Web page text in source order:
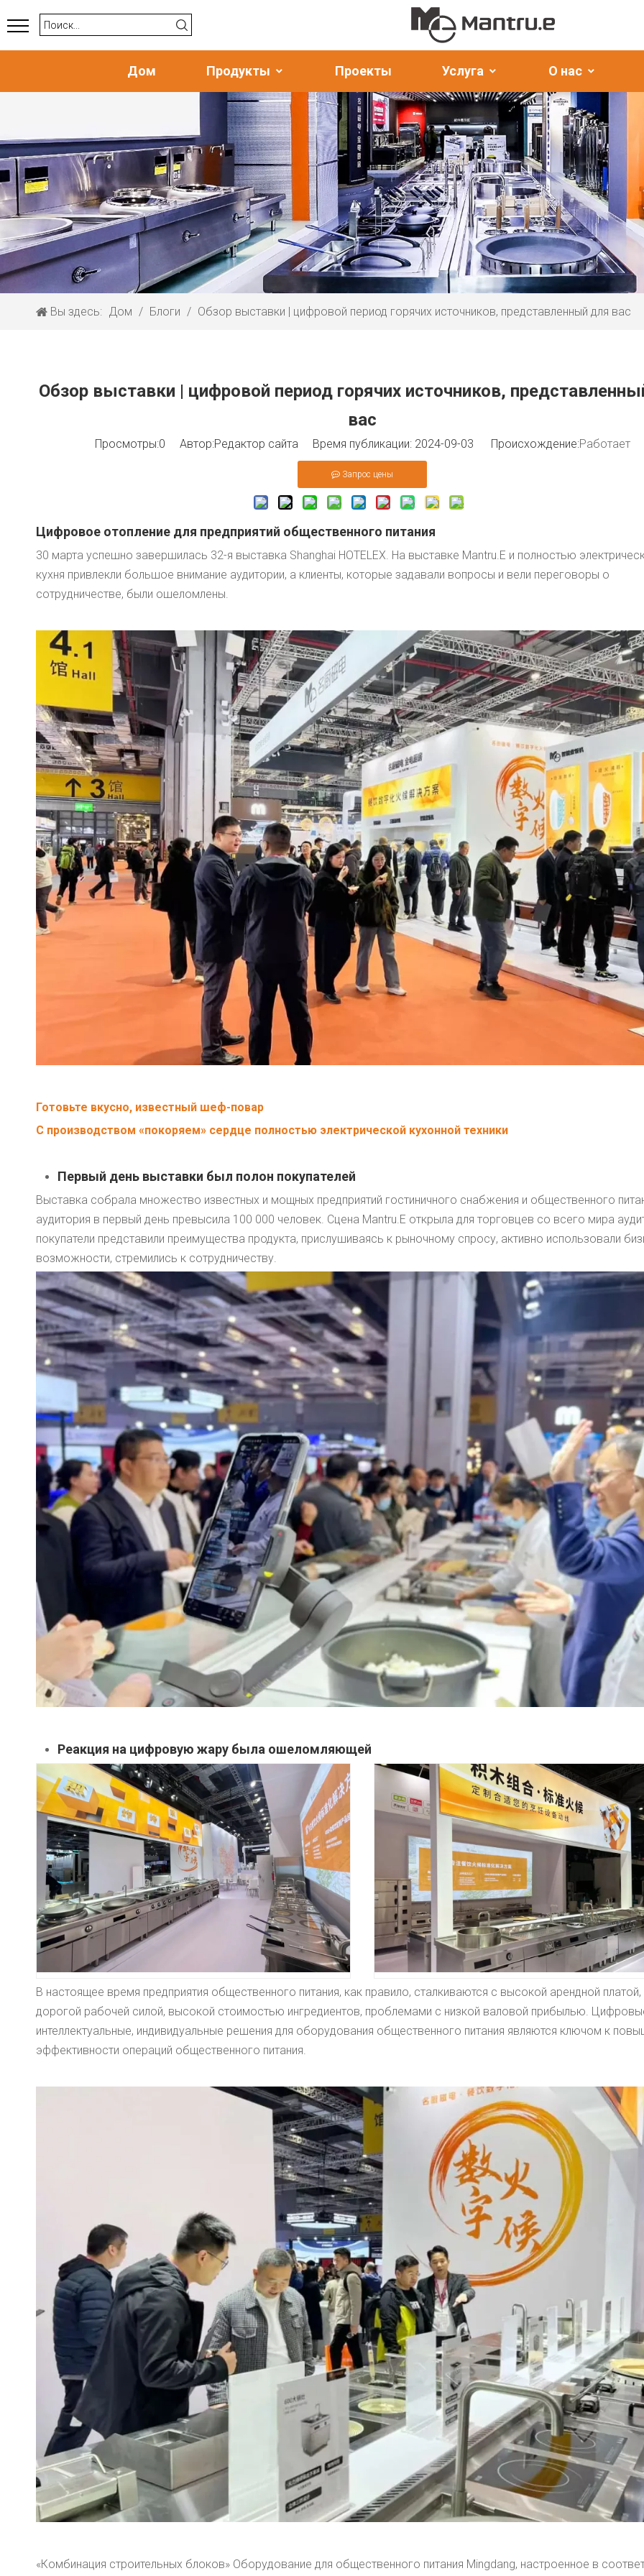
Дом Продукты Проекты Услуга О нас
Вы здесь: Дом / Блоги / Обзор выставки | цифровой период горячих источников, представленный для вас
Обзор выставки | цифровой период горячих источников,
вас
Просмотры:0 Автор:Pедактор сайта Время публикации: 2024-09-03 Происхождение:Работает
Запрос цены
Цифровое отопление для предприятий общественного питания
30 марта успешно завершилась 32-я выставка Shanghai HOTELEX. На выставке Mantru.E и полностью
кухня привлекли большое внимание аудитории, а клиенты, которые задавали вопросы и вели переговоры о
сотрудничестве, были ошеломлены.
Готовьте вкусно, известный шеф-повар
С производством «покоряем» сердце полностью электрической кухонной техники
Первый день выставки был полон покупателей
Выставка собрала множество известных и мощных предприятий гостиничного снабжения и общественного
аудитория в первый день превысила 100 000 человек. Сцена Mantru.E открыла для торговцев со всего мира
покупатели представили преимущества продукта, прислушиваясь к рыночному спросу, активно использовали
возможности, стремились к сотрудничеству.
Реакция на цифровую жару была ошеломляющей
В настоящее время предприятия общественного питания, как правило, сталкиваются с высокой арендной платой,
дорогой рабочей силой, высокой стоимостью ингредиентов, проблемами с низкой валовой прибылью.
интеллектуальные, индивидуальные решения для оборудования общественного питания являются ключом к
эффективности операций общественного питания.
«Комбинация строительных блоков» Оборудование для общественного питания Mingdang, настроенное в